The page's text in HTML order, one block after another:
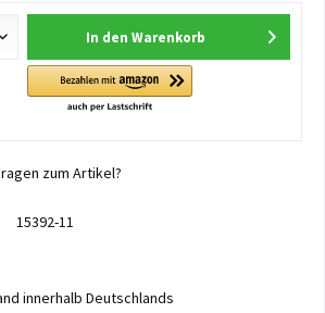
In den Warenkorb
zum Artikel?
15392-11
innerhalb Deutschlands